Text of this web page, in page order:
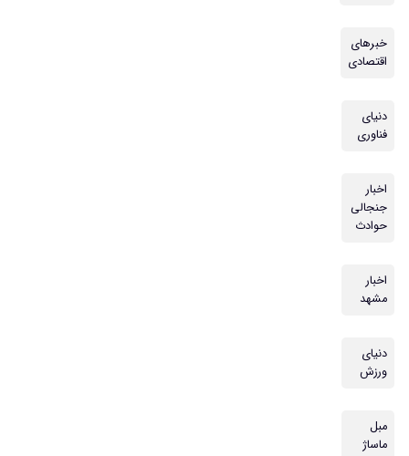
خبرهای
اقتصادی
دنیای
فناوری
اخبار
جنجالی
حوادث
اخبار
مشهد
دنیای
ورزش
مبل
ماساژ